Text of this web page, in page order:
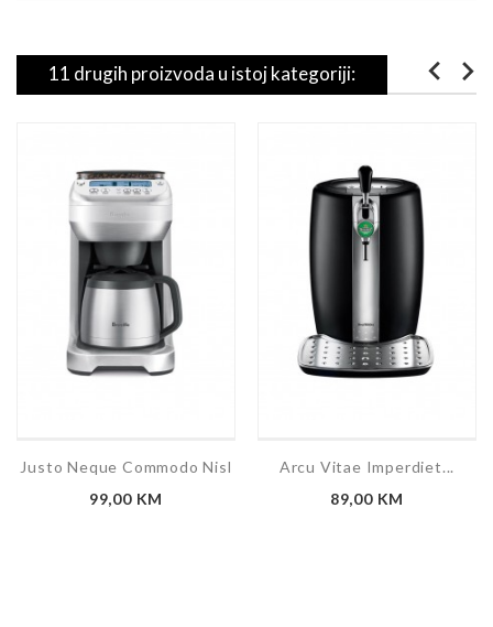
11 drugih proizvoda u istoj kategoriji:
Justo Neque Commodo Nisl
Cijena
99,00 KM
Arcu Vitae Imperdiet...
Cijena
89,00 KM